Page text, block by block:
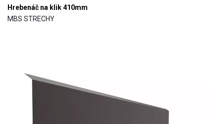
Hrebenáč na klik 410mm
MBS STRECHY